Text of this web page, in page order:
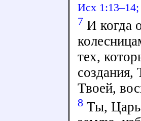
Исх 1:13–14;
7 И когда
тех,
создания,
Твоей,
8Ты,